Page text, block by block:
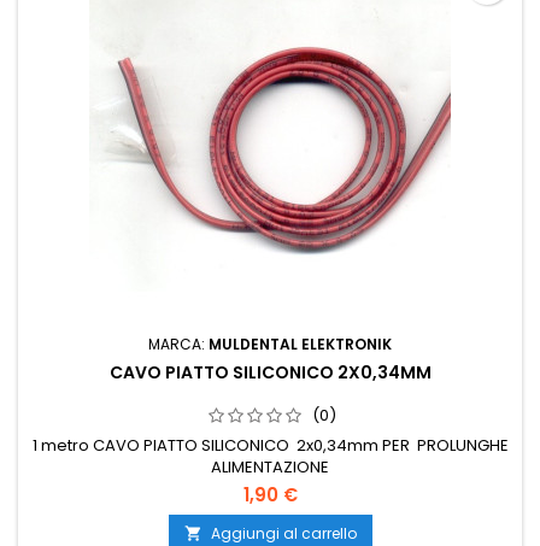
MARCA: MULDENTAL ELEKTRONIK
CAVO PIATTO SILICONICO 2X0,34MM
(0)
1 metro CAVO PIATTO SILICONICO 2x0,34mm PER PROLUNGHE
ALIMENTAZIONE
1,90 €
 Aggiungi al carrello